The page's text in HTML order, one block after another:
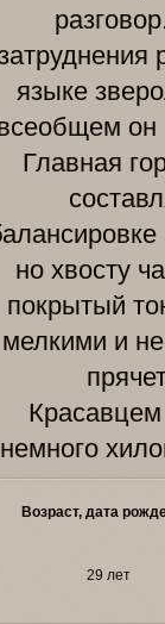
языке
он
Главная
но хвосту
покрытый
мелкими и
немного
Возраст, дата
29 лет